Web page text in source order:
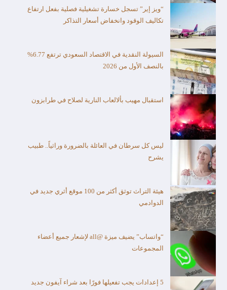
“ويز إير” تسجل خسارة تشغيلية فصلية بفعل ارتفاع
تكاليف الوقود وانخفاض أسعار التذاكر
السيولة النقدية في الاقتصاد السعودي ترتفع 6.77%
بالنصف الأول من 2026
استقبال مهيب بألالعاب النارية لصلاح في طرابزون
ليس كل سرطان في العائلة بالضرورة وراثياً.. طبيب
يشرح
هيئة التراث توثق أكثر من 100 موقع أثري جديد في
الدوادمي
“واتساب” يضيف ميزة @all لإشعار جميع أعضاء
المجموعات
5 إعدادات يجب تفعيلها فورًا بعد شراء آيفون جديد